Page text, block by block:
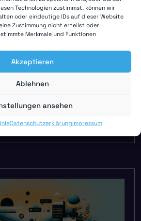
Technologien zustimmst, können wir
oder eindeutige IDs auf dieser Website
Zustimmung nicht erteilst oder
Merkmale und Funktionen
Akzeptieren
Ablehnen
ansehen
DatenschutzerklärungImpressum
deaktivieren: